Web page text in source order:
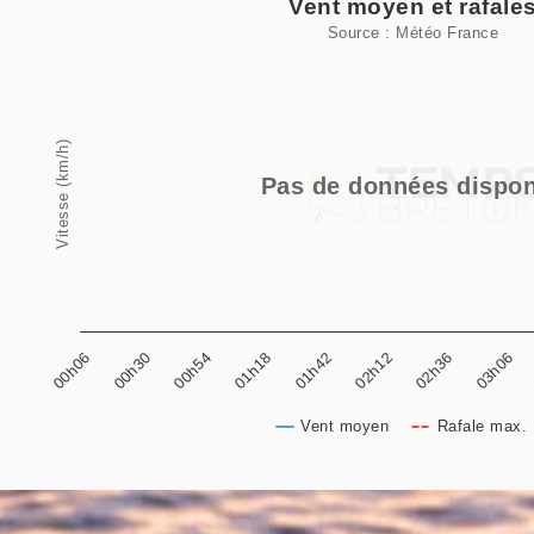
The chart has 1 X axis displaying categories.
The chart has 1 Y axis displaying Vitesse (km/h).
Vitesse (km/h)
Vent moyen et rafales
Source : Météo France
Pas de données
Vent moyen Rafale max.
00h06 00h30 00h54 01h18 01h42 02h12 02h36 03h06